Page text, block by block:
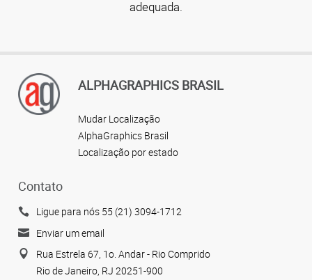
adequada.
ALPHAGRAPHICS BRASIL
Mudar Localização
AlphaGraphics Brasil
Localização por estado
Contato
Ligue para nós 55 (21) 3094-1712
Enviar um email
Rua Estrela 67, 1o. Andar - Rio Comprido
Rio de Janeiro, RJ 20251-900